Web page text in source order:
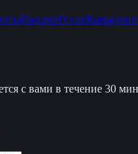
ГалереяО нас
с вами в течение 30